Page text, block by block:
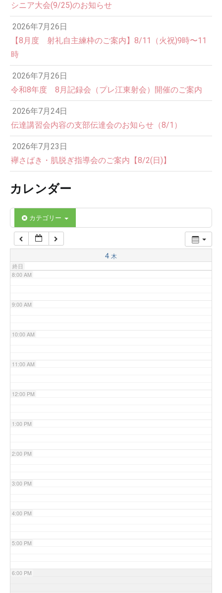
シニア大会(9/25)のお知らせ
2026年7月26日
【8月度 射礼自主練枠のご案内】8/11（火祝)9時〜11
時
2026年7月26日
令和8年度 8月記録会（プレ江東射会）開催のご案内
2026年7月24日
伝達講習会内容の支部伝達会のお知らせ（8/1）
2026年7月23日
襷さばき・肌脱ぎ指導会のご案内【8/2(日)】
カレンダー
カテゴリー
4 木
終日
12:00 AM
1:00 AM
2:00 AM
3:00 AM
4:00 AM
5:00 AM
6:00 AM
7:00 AM
8:00 AM
9:00 AM
10:00 AM
11:00 AM
12:00 PM
1:00 PM
2:00 PM
3:00 PM
4:00 PM
5:00 PM
6:00 PM